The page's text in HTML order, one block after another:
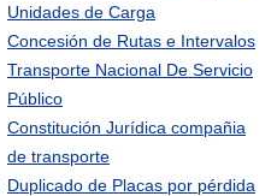
Unidades de Carga
Concesión de Rutas e Intervalos
Transporte Nacional De Servicio
Público
Constitución Jurídica compañia
de transporte
Duplicado de Placas por pérdida